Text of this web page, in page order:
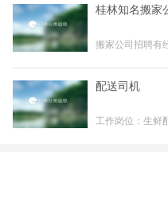
桂林知名搬家
搬家公司招聘有
配送司机
工作岗位：生鲜